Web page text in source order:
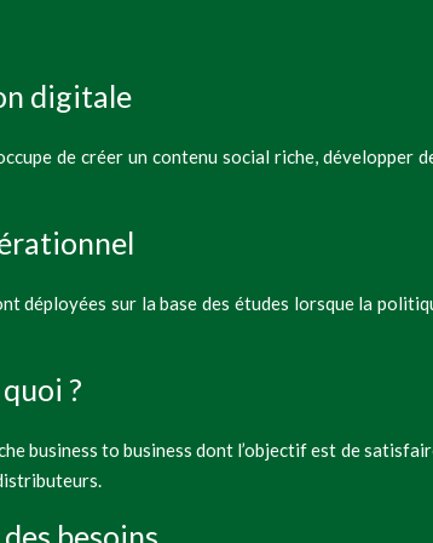
digitale
de créer un contenu social riche,
déployées sur la base des études lorsque la
?
business to business dont l’objectif est de
besoins